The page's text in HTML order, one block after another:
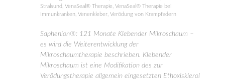
Stralsund
VenaSeal® Therapie VenaSeal® Therapie bei
Immunkranken Venenkleber Verödung von Krampfadern
Saphenion®: 121 Monate Klebender Mikroschaum –
es wird die Weiterentwicklung der
Mikroschaumtherapie beschrieben. Klebender
Mikroschaum ist eine Modifikation des zur
Verödungstherapie allgemein eingesetzten Ethoxisklerol